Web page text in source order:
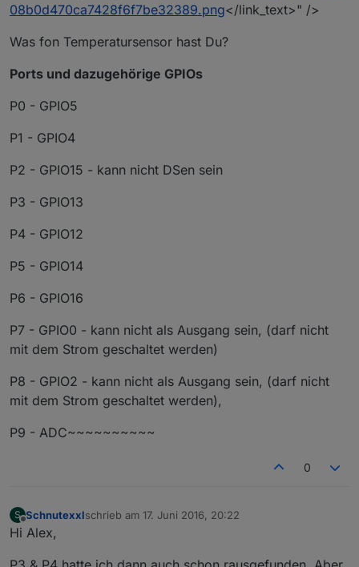
08b0d470ca7428f6f7be32389.png</link_text>" />
Was fon Temperatursensor hast Du?
Ports und dazugehörige GPIOs
P0 - GPIO5
P1 - GPIO4
P2 - GPIO15 - kann nicht DSen sein
P3 - GPIO13
P4 - GPIO12
P5 - GPIO14
P6 - GPIO16
P7 - GPIO0 - kann nicht als Ausgang sein, (darf nicht
mit dem Strom geschaltet werden)
P8 - GPIO2 - kann nicht als Ausgang sein, (darf nicht
mit dem Strom geschaltet werden),
P9 - ADC~~~~~~~~~~
0
S
Offline
Schnutexxlschrieb am 17. Juni 2016, 20:22
zuletzt editiert von
Hi Alex,